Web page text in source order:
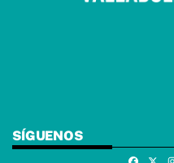
SÍGUENOS